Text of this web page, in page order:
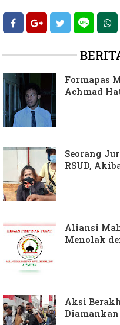
Formapas
Achmad
Seorang
RSUD,
Aliansi
Menolak
Aksi